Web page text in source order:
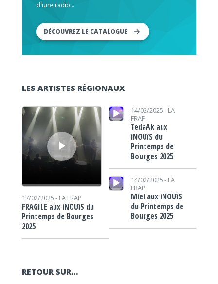
d'une radio...
DÉCOUVREZ LE CATALOGUE
LES ARTISTES RÉGIONAUX
Lecteur audio
17/02/2025 - LA FRAP
FRAGILE aux iNOUïS du
Printemps de Bourges
2025
Lecteur audio 14/02/2025 - LA
FRAP
TedaAk aux
iNOUïS du
Printemps de
Bourges 2025
Lecteur audio
14/02/2025 - LA
FRAP
Miel aux iNOUïS
du Printemps de
Bourges 2025
RETOUR SUR…